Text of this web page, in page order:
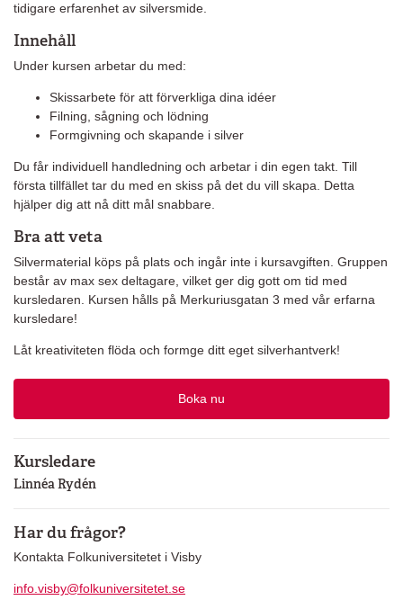
tidigare erfarenhet av silversmide.
Innehåll
Under kursen arbetar du med:
Skissarbete för att förverkliga dina idéer
Filning, sågning och lödning
Formgivning och skapande i silver
Du får individuell handledning och arbetar i din egen takt. Till
första tillfället tar du med en skiss på det du vill skapa. Detta
hjälper dig att nå ditt mål snabbare.
Bra att veta
Silvermaterial köps på plats och ingår inte i kursavgiften. Gruppen
består av max sex deltagare, vilket ger dig gott om tid med
kursledaren. Kursen hålls på Merkuriusgatan 3 med vår erfarna
kursledare!
Låt kreativiteten flöda och formge ditt eget silverhantverk!
Boka nu
Kursledare
Linnéa Rydén
Har du frågor?
Kontakta Folkuniversitetet i Visby
info.visby@folkuniversitetet.se